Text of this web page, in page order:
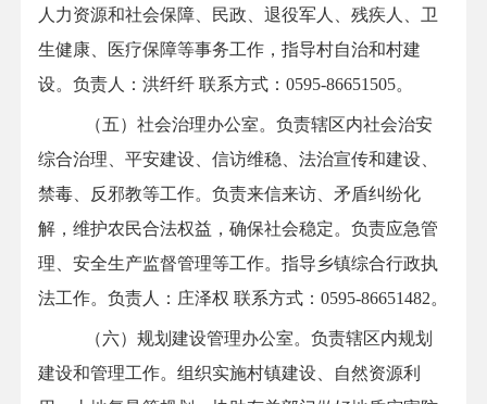
人力资源和社会保障、民政、退役军人、残疾人、卫
生健康、医疗保障等事务工作，指导村自治和村建
设。负责人： 洪纤纤 联系方式：0595-86651505。
（五）社会治理办公室。负责辖区内社会治安
综合治理、平安建设、信访维稳、法治宣传和建设、
禁毒、反邪教等工作。负责来信来访、矛盾纠纷化
解，维护农民合法权益，确保社会稳定。负责应急管
理、安全生产监督管理等工作。指导乡镇综合行政执
法工作。负责人： 庄泽权 联系方式：0595-86651482。
（六）规划建设管理办公室。负责辖区内规划
建设和管理工作。组织实施村镇建设、自然资源利